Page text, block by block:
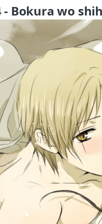
- Bokura wo